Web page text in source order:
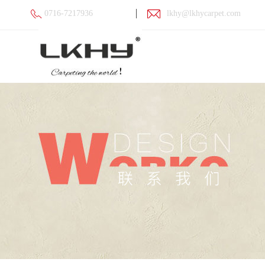
0716-7217936 lkhy@lkhycarpet.com